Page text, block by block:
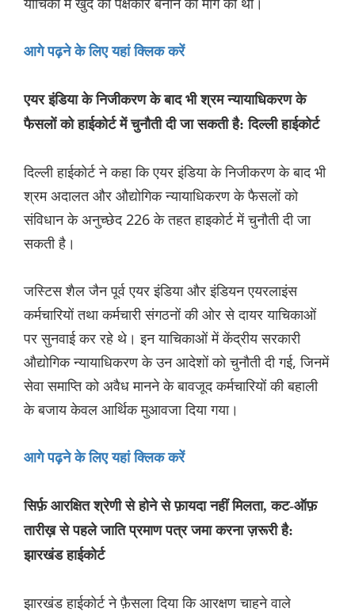
आगे पढ़ने के लिए यहां क्लिक करें
एयर इंडिया के निजीकरण के बाद भी श्रम न्यायाधिकरण के
फैसलों को हाईकोर्ट में चुनौती दी जा सकती है: दिल्ली हाईकोर्ट
दिल्ली हाईकोर्ट ने कहा कि एयर इंडिया के निजीकरण के बाद भी
श्रम अदालत और औद्योगिक न्यायाधिकरण के फैसलों को
संविधान के अनुच्छेद 226 के तहत हाइकोर्ट में चुनौती दी जा
सकती है।
जस्टिस शैल जैन पूर्व एयर इंडिया और इंडियन एयरलाइंस
कर्मचारियों तथा कर्मचारी संगठनों की ओर से दायर याचिकाओं
पर सुनवाई कर रहे थे। इन याचिकाओं में केंद्रीय सरकारी
औद्योगिक न्यायाधिकरण के उन आदेशों को चुनौती दी गई, जिनमें
सेवा समाप्ति को अवैध मानने के बावजूद कर्मचारियों की बहाली
के बजाय केवल आर्थिक मुआवजा दिया गया।
आगे पढ़ने के लिए यहां क्लिक करें
सिर्फ़ आरक्षित श्रेणी से होने से फ़ायदा नहीं मिलता, कट-ऑफ़
तारीख़ से पहले जाति प्रमाण पत्र जमा करना ज़रूरी है:
झारखंड हाईकोर्ट
झारखंड हाईकोर्ट ने फ़ैसला दिया कि आरक्षण चाहने वाले